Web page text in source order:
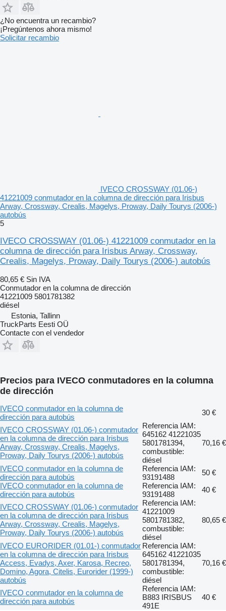
¿No encuentra un recambio?
¡Pregúntenos ahora mismo!
Solicitar recambio
IVECO CROSSWAY (01.06-)
41221009 conmutador en la columna de dirección para Irisbus
Arway, Crossway, Crealis, Magelys, Proway, Daily Tourys (2006-)
autobús
5
IVECO CROSSWAY (01.06-) 41221009 conmutador en la
columna de dirección para Irisbus Arway, Crossway,
Crealis, Magelys, Proway, Daily Tourys (2006-) autobús
80,65 € Sin IVA
Conmutador en la columna de dirección
41221009 5801781382
diésel
Estonia, Tallinn
TruckParts Eesti OÜ
Contacte con el vendedor
Precios para IVECO conmutadores en la columna
de dirección
IVECO conmutador en la columna de
dirección para autobús
30 €
IVECO CROSSWAY (01.06-) conmutador
en la columna de dirección para Irisbus
Arway, Crossway, Crealis, Magelys,
Proway, Daily Tourys (2006-) autobús
Referencia IAM:
645162 41221035
5801781394,
combustible:
diésel
70,16 €
IVECO conmutador en la columna de
dirección para autobús
Referencia IAM:
93191488
50 €
IVECO conmutador en la columna de
dirección para autobús
Referencia IAM:
93191488
40 €
IVECO CROSSWAY (01.06-) conmutador
en la columna de dirección para Irisbus
Arway, Crossway, Crealis, Magelys,
Proway, Daily Tourys (2006-) autobús
Referencia IAM:
41221009
5801781382,
combustible:
diésel
80,65 €
IVECO EURORIDER (01.01-) conmutador
en la columna de dirección para Irisbus
Access, Evadys, Axer, Karosa, Recreo,
Domino, Agora, Citelis, Eurorider (1999-)
autobús
Referencia IAM:
645162 41221035
5801781394,
combustible:
diésel
70,16 €
IVECO conmutador en la columna de
dirección para autobús
Referencia IAM:
B883 IRISBUS
491E
40 €